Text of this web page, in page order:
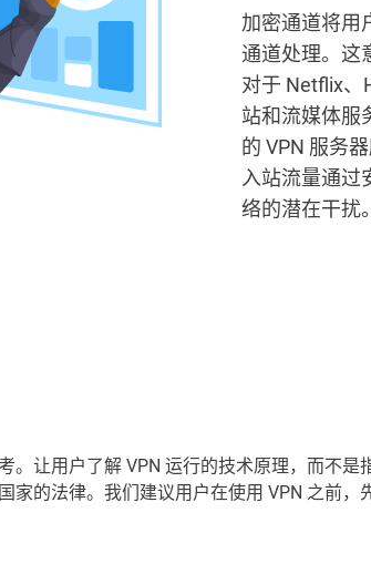
加密通道将用
通道处理。这
对于 Netflix、
站和流媒体服
的 VPN 服务
入站流量通过
络的潜在干扰。
。让用户了解 VPN 运行的技术原理，而不
家的法律。我们建议用户在使用 VPN 之前，